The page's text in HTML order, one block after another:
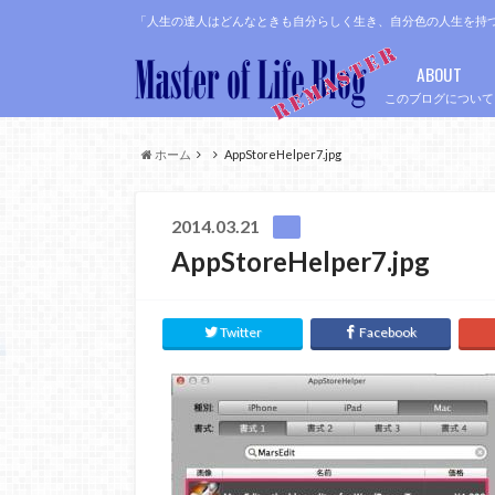
「人生の達人はどんなときも自分らしく生き、自分色の人生を持
このブログについて
ABOUT
ホーム AppStoreHelper7.jpg
2014.03.21
AppStoreHelper7.jpg
Twitter Facebook